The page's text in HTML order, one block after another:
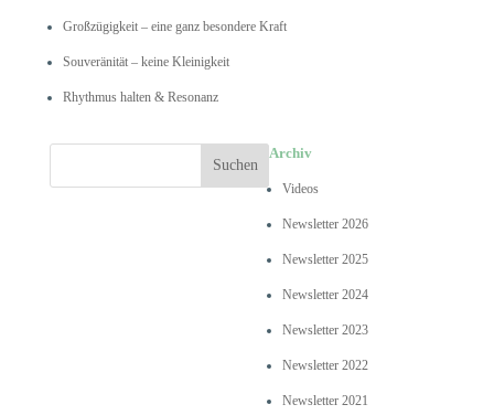
Großzügigkeit – eine ganz besondere Kraft
Souveränität – keine Kleinigkeit
Rhythmus halten & Resonanz
Archiv
Videos
Newsletter 2026
Newsletter 2025
Newsletter 2024
Newsletter 2023
Newsletter 2022
Newsletter 2021